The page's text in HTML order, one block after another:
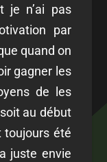
je n’ai pas
par
quand on
gagner les
de les
au début
toujours été
juste envie